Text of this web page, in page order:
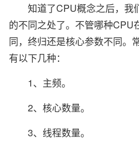
知道了CPU概念之后，我
的不同之处了。不管哪种CPU
同，终归还是核心参数不同。
有以下几种：
1、主频。
2、核心数量。
3、线程数量。